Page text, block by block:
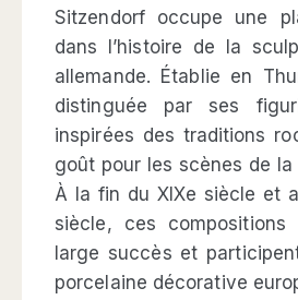
Sitzendorf occupe une
dans l’histoire de la
allemande. Établie en
distinguée par ses
inspirées des traditions
goût pour les scènes de
À la fin du XIXe siècle et
siècle, ces compositions
large succès et
porcelaine décorative